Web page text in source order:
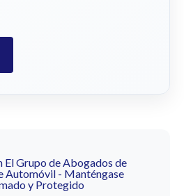
El Grupo de Abogados de
Automóvil - Manténgase
y Protegido